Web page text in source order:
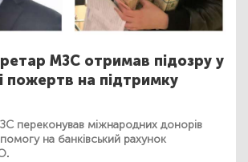
МЗС отримав підозру у
пожертв на підтримку
переконував міжнародних донорів
на банківський рахунок